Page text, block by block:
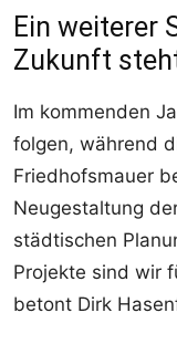
Ein weiterer
Zukunft
Im kommenden
folgen, während
Friedhofsmauer
Neugestaltung
städtischen
Projekte sind wir
betont Dirk